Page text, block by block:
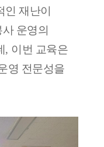
재난이
운영의
, 이번 교육은
영 전문성을